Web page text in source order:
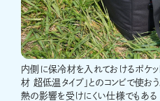
内側に保冷材を入れておけるポケッ
材 超低温タイプ」とのコンビで使お
熱の影響を受けにくい仕様でもある